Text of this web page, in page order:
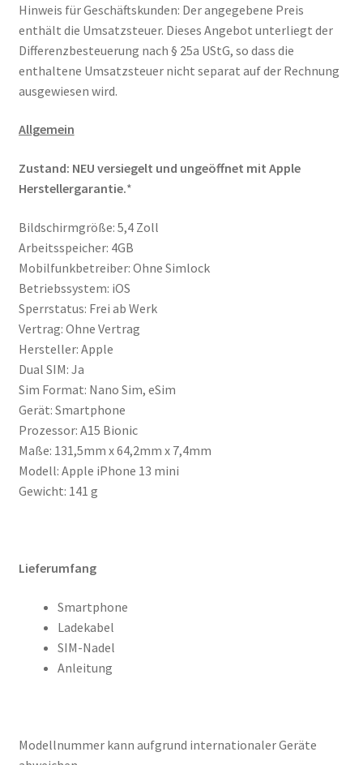
Hinweis für Geschäftskunden: Der angegebene Preis
enthält die Umsatzsteuer. Dieses Angebot unterliegt der
Differenzbesteuerung nach § 25a UStG, so dass die
enthaltene Umsatzsteuer nicht separat auf der Rechnung
ausgewiesen wird.
Allgemein
Zustand: NEU versiegelt und ungeöffnet mit Apple
Herstellergarantie.*
Bildschirmgröße: 5,4 Zoll
Arbeitsspeicher: 4GB
Mobilfunkbetreiber: Ohne Simlock
Betriebssystem: iOS
Sperrstatus: Frei ab Werk
Vertrag: Ohne Vertrag
Hersteller: Apple
Dual SIM: Ja
Sim Format: Nano Sim, eSim
Gerät: Smartphone
Prozessor: A15 Bionic
Maße: 131,5mm x 64,2mm x 7,4mm
Modell: Apple iPhone 13 mini
Gewicht: 141 g
Lieferumfang
Smartphone
Ladekabel
SIM-Nadel
Anleitung
Modellnummer kann aufgrund internationaler Geräte